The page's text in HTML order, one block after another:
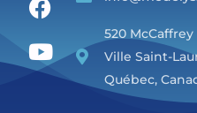
520 McCaffrey
Ville Saint-
Québec,